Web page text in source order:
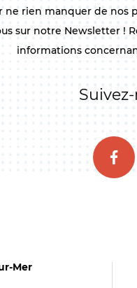
ne rien manquer de nos
sur notre Newsletter !
informations
Mer